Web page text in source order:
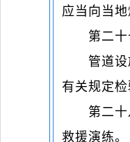
应当向当
第二
管道
有关规定检
第二
救援演练。